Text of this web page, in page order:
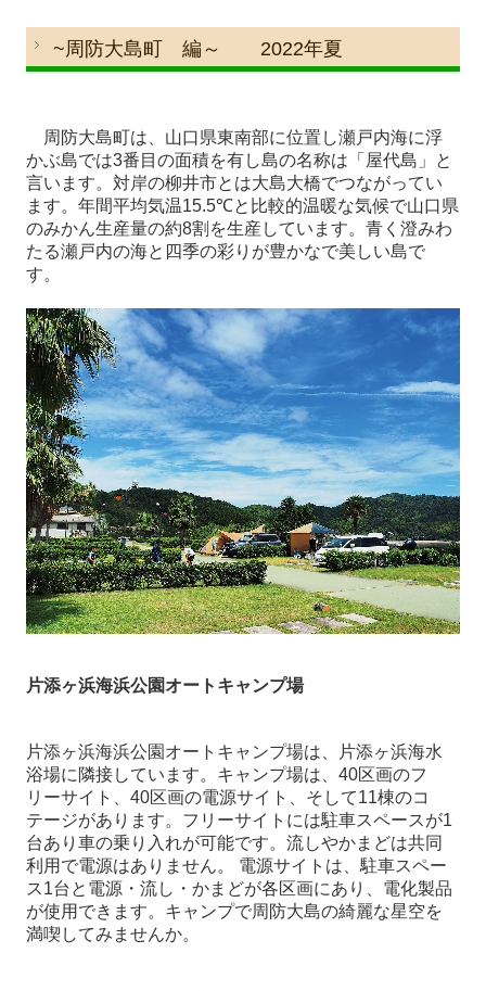
家づくりの流れ
地域に向けた活動
お客様の声
お客様の声（田中組）
いいお話
よくある質問
見学会・イベント情報
永源山モデルハウス
施工事例
ただいま建築中
平屋建て
二階建て
リフォーム施工例
医療・商業・公共施設・エクステリア施工例
ギャラリー
会社情報
スタッフ紹介
不動産情報
~周防大島町 編～ 2022年夏
周防大島町は、山口県東南部に位置し瀬戸内海に浮
かぶ島では3番目の面積を有し島の名称は「屋代島」と
言います。対岸の柳井市とは大島大橋でつながってい
ます。年間平均気温15.5℃と比較的温暖な気候で山口県
のみかん生産量の約8割を生産しています。青く澄みわ
たる瀬戸内の海と四季の彩りが豊かなで美しい島で
す。
片添ヶ浜海浜公園オートキャンプ場
片添ヶ浜海浜公園オートキャンプ場は、片添ヶ浜海水
浴場に隣接しています。キャンプ場は、40区画のフ
リーサイト、40区画の電源サイト、そして11棟のコ
テージがあります。フリーサイトには駐車スペースが1
台あり車の乗り入れが可能です。流しやかまどは共同
利用で電源はありません。 電源サイトは、駐車スペー
ス1台と電源・流し・かまどが各区画にあり、電化製品
が使用できます。キャンプで周防大島の綺麗な星空を
満喫してみませんか。